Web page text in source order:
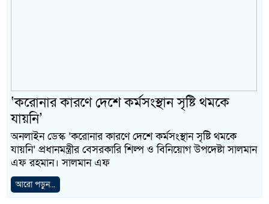
‘করোনার কারণে দেশে কর্মসংস্থান সৃষ্টি থমকে
যায়নি’
অনলাইন ডেস্ক ‘করোনার কারণে দেশে কর্মসংস্থান সৃষ্টি থমকে
যায়নি’ প্রধানমন্ত্রীর বেসরকারি শিল্প ও বিনিয়োগ উপদেষ্টা সালমান
এফ রহমান। সালমান এফ
আরো পড়ুন...